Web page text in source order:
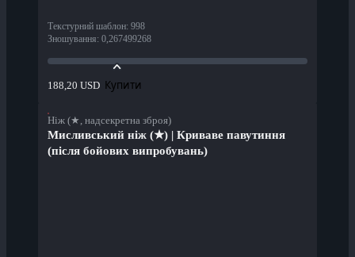
Текстурний шаблон: 998
Зношування: 0,267499268
188,20 USD Купити
Ніж (★, надсекретна зброя)
Мисливський ніж (★) | Криваве павутиння
(після бойових випробувань)